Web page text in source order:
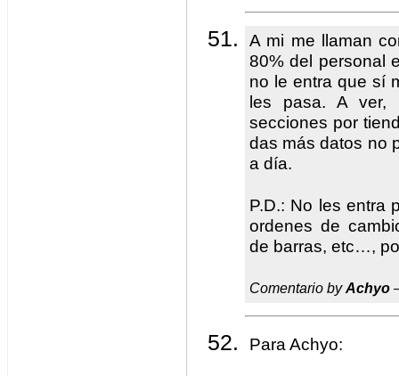
A mi me llaman
80% del personal
no le entra que sí
les pasa. A
secciones por
das más datos no
a día.
P.D.: No les entra
ordenes de
de barras, etc…,
Comentario byAchyo
Para Achyo: